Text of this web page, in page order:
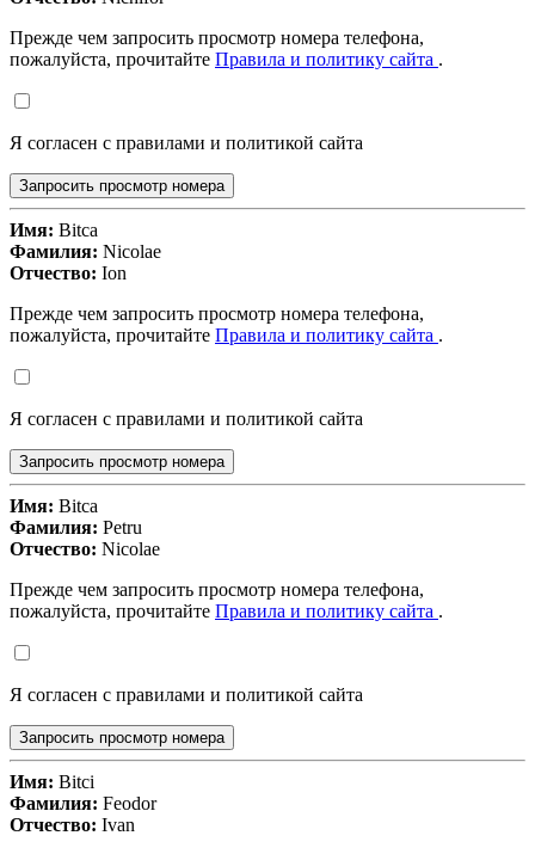
Прежде чем запросить просмотр номера телефона,
пожалуйста, прочитайте Правила и политику сайта .
Я согласен с правилами и политикой сайта
Запросить просмотр номера
Имя: Bitca
Фамилия: Nicolae
Отчество: Ion
Прежде чем запросить просмотр номера телефона,
пожалуйста, прочитайте Правила и политику сайта .
Я согласен с правилами и политикой сайта
Запросить просмотр номера
Имя: Bitca
Фамилия: Petru
Отчество: Nicolae
Прежде чем запросить просмотр номера телефона,
пожалуйста, прочитайте Правила и политику сайта .
Я согласен с правилами и политикой сайта
Запросить просмотр номера
Имя: Bitci
Фамилия: Feodor
Отчество: Ivan